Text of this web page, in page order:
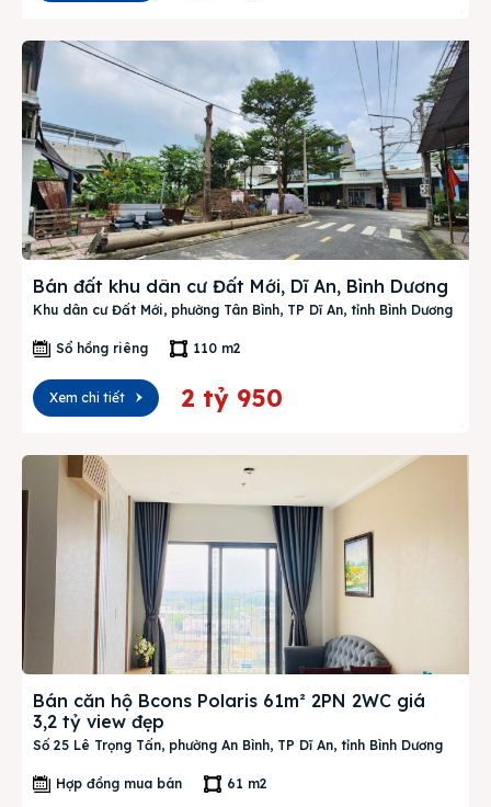
Bán đất khu dân cư Đất Mới, Dĩ An, Bình Dương
Khu dân cư Đất Mới, phường Tân Bình, TP Dĩ An, tỉnh Bình Dương
Sổ hồng riêng 110 m2
Xem chi tiết 2 tỷ 950
Bán căn hộ Bcons Polaris 61m² 2PN 2WC giá
3,2 tỷ view đẹp
Số 25 Lê Trọng Tấn, phường An Bình, TP Dĩ An, tỉnh Bình Dương
Hợp đồng mua bán 61 m2